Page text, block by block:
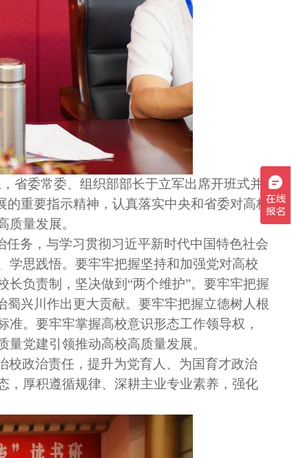
省委常委、组织部部长于立军出席开班式并
的重要指示精神，认真落实中央和省委对高校
量发展。
任务，与学习贯彻习近平新时代中国特色社会
学思践悟。要牢牢把握坚持和加强党对高校
负责制，坚决做到“两个维护”。要牢牢把握
兴川作出更大贡献。要牢牢把握立德树人根
。要牢牢掌握高校意识形态工作领导权，
党建引领推动高校高质量发展。
校政治责任，提升为党育人、为国育才政治
，厚积遵循规律、深耕主业专业素养，强化